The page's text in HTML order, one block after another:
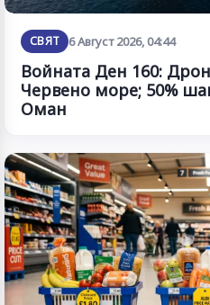
СВЯТ 6 Август 2026, 04:44
Войната Ден 160:
Червено море; 50%
Оман